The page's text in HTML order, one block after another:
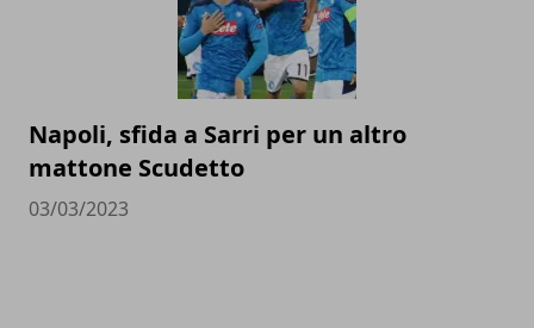
Napoli, sfida a Sarri per un altro
mattone Scudetto
03/03/2023